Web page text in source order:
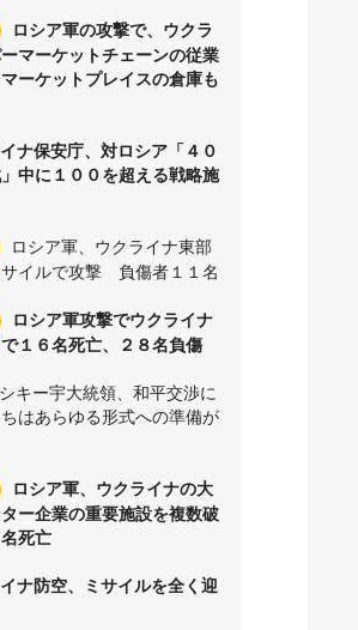
ロシア軍の攻撃で、ウクラ
マーケットチェーンの従業
ーケットプレイスの倉庫も
ナ保安庁、対ロシア「４０
中に１００を超える戦略施
ロシア軍、ウクライナ東部
イルで攻撃 負傷者１１名
ロシア軍攻撃でウクライナ
１６名死亡、２８名負傷
キー宇大統領、和平交渉に
はあらゆる形式への準備が
ロシア軍、ウクライナの大
ー企業の重要施設を複数破
死亡
ナ防空、ミサイルを全く迎